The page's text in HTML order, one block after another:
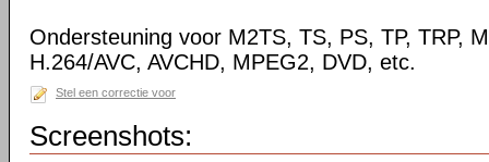
Ondersteuning voor M2TS, TS, PS, TP, TRP,
H.264/AVC, AVCHD, MPEG2, DVD, etc.
Stel een correctie voor
Screenshots: